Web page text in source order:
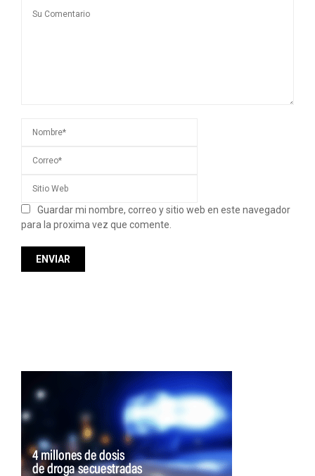
Guardar mi nombre, correo y sitio web en este navegador
para la proxima vez que comente.